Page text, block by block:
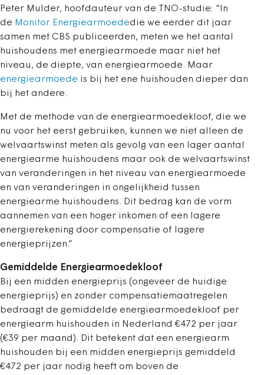
Peter Mulder, hoofdauteur van de TNO-studie: “In
de Monitor Energiearmoededie we eerder dit jaar
samen met CBS publiceerden, meten we het aantal
huishoudens met energiearmoede maar niet het
niveau, de diepte, van energiearmoede. Maar
energiearmoede is bij het ene huishouden dieper dan
bij het andere.
Met de methode van de energiearmoedekloof, die we
nu voor het eerst gebruiken, kunnen we niet alleen de
welvaartswinst meten als gevolg van een lager aantal
energiearme huishoudens maar ook de welvaartswinst
van veranderingen in het niveau van energiearmoede
en van veranderingen in ongelijkheid tussen
energiearme huishoudens. Dit bedrag kan de vorm
aannemen van een hoger inkomen of een lagere
energierekening door compensatie of lagere
energieprijzen.”
Gemiddelde Energiearmoedekloof
Bij een midden energieprijs (ongeveer de huidige
energieprijs) en zonder compensatiemaatregelen
bedraagt de gemiddelde energiearmoedekloof per
energiearm huishouden in Nederland €472 per jaar
(€39 per maand). Dit betekent dat een energiearm
huishouden bij een midden energieprijs gemiddeld
€472 per jaar nodig heeft om boven de